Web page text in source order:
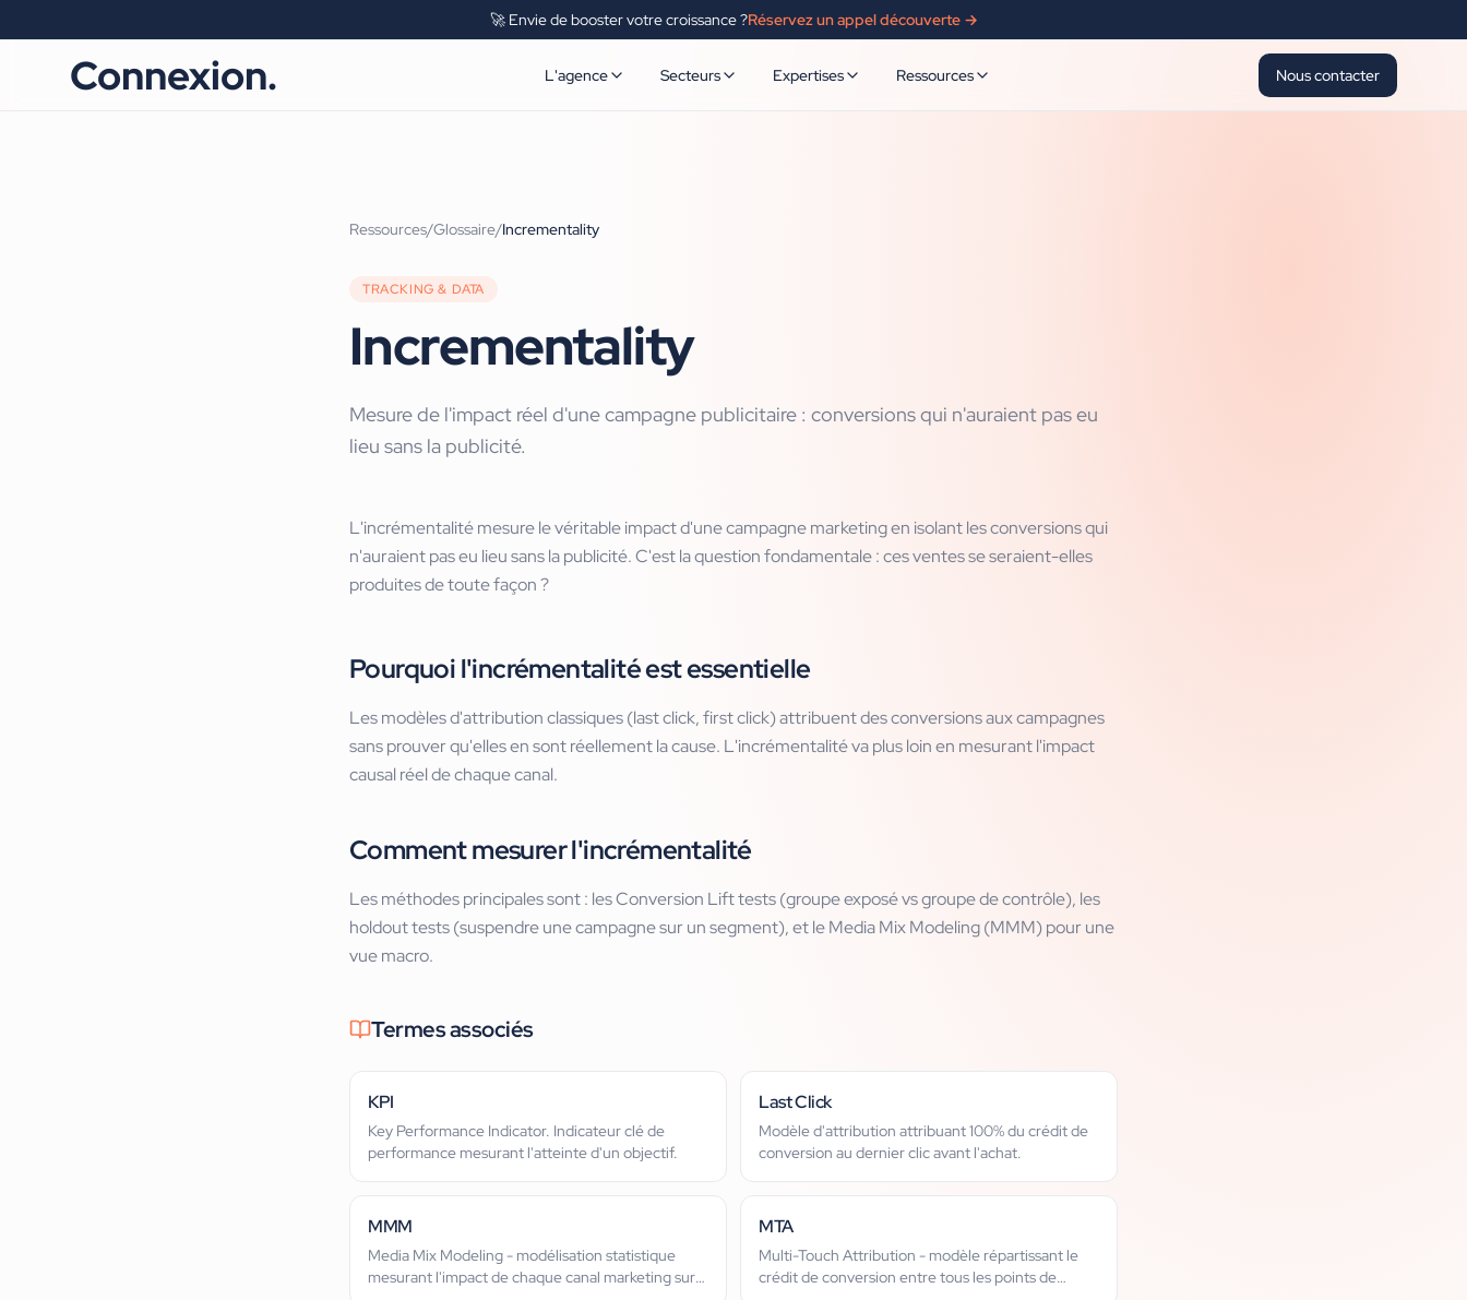
🚀 Envie de booster votre croissance ?Réservez un appel découverte →
Connexion. L'agence Secteurs Expertises Ressources Nous contacter
Ressources/Glossaire/Incrementality
TRACKING & DATA
Incrementality
Mesure de l'impact réel d'une campagne publicitaire : conversions qui n'auraient pas eu
lieu sans la publicité.
L'incrémentalité mesure le véritable impact d'une campagne marketing en isolant les conversions qui
n'auraient pas eu lieu sans la publicité. C'est la question fondamentale : ces ventes se seraient-elles
produites de toute façon ?
Pourquoi l'incrémentalité est essentielle
Les modèles d'attribution classiques (last click, first click) attribuent des conversions aux campagnes
sans prouver qu'elles en sont réellement la cause. L'incrémentalité va plus loin en mesurant l'impact
causal réel de chaque canal.
Comment mesurer l'incrémentalité
Les méthodes principales sont : les Conversion Lift tests (groupe exposé vs groupe de contrôle), les
holdout tests (suspendre une campagne sur un segment), et le Media Mix Modeling (MMM) pour une
vue macro.
Termes associés
KPI
Key Performance Indicator. Indicateur clé de
performance mesurant l'atteinte d'un objectif.
Last Click
Modèle d'attribution attribuant 100% du crédit de
conversion au dernier clic avant l'achat.
MMM
Media Mix Modeling - modélisation statistique
mesurant l'impact de chaque canal marketing sur
MTA
Multi-Touch Attribution - modèle répartissant le
crédit de conversion entre tous les points de